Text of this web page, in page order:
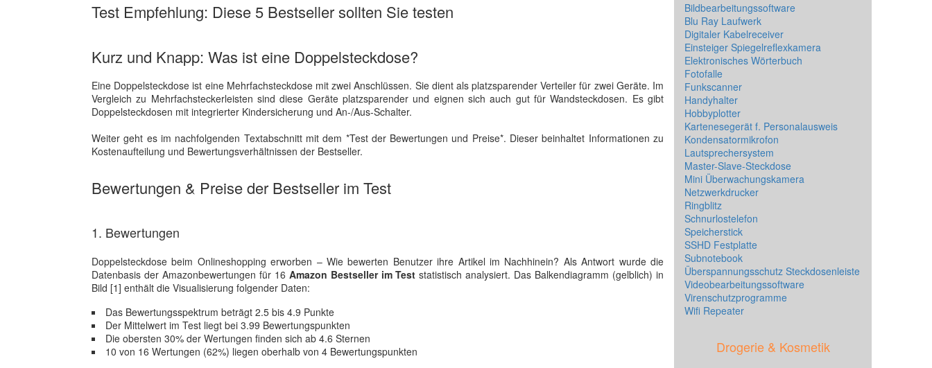
Test Empfehlung: Diese 5 Bestseller sollten Sie testen
Kurz und Knapp: Was ist eine Doppelsteckdose?
Eine Doppelsteckdose ist eine Mehrfachsteckdose mit zwei Anschlüssen. Sie dient als platzsparender Verteiler für zwei Geräte. Im
Vergleich zu Mehrfachsteckerleisten sind diese Geräte platzsparender und eignen sich auch gut für Wandsteckdosen. Es gibt
Doppelsteckdosen mit integrierter Kindersicherung und An-/Aus-Schalter.
Weiter geht es im nachfolgenden Textabschnitt mit dem *Test der Bewertungen und Preise*. Dieser beinhaltet Informationen zu
Kostenaufteilung und Bewertungsverhältnissen der Bestseller.
Bewertungen & Preise der Bestseller im Test
1. Bewertungen
Doppelsteckdose beim Onlineshopping erworben – Wie bewerten Benutzer ihre Artikel im Nachhinein? Als Antwort wurde die
Datenbasis der Amazonbewertungen für 16 Amazon Bestseller im Test statistisch analysiert. Das Balkendiagramm (gelblich) in
Bild [1] enthält die Visualisierung folgender Daten:
Das Bewertungsspektrum beträgt 2.5 bis 4.9 Punkte
Der Mittelwert im Test liegt bei 3.99 Bewertungspunkten
Die obersten 30% der Wertungen finden sich ab 4.6 Sternen
10 von 16 Wertungen (62%) liegen oberhalb von 4 Bewertungspunkten
Bildbearbeitungssoftware
Blu Ray Laufwerk
Digitaler Kabelreceiver
Einsteiger Spiegelreflexkamera
Elektronisches Wörterbuch
Fotofalle
Funkscanner
Handyhalter
Hobbyplotter
Kartenesegerät f. Personalausweis
Kondensatormikrofon
Lautsprechersystem
Master-Slave-Steckdose
Mini Überwachungskamera
Netzwerkdrucker
Ringblitz
Schnurlostelefon
Speicherstick
SSHD Festplatte
Subnotebook
Überspannungsschutz Steckdosenleiste
Videobearbeitungssoftware
Virenschutzprogramme
Wifi Repeater
Drogerie & Kosmetik